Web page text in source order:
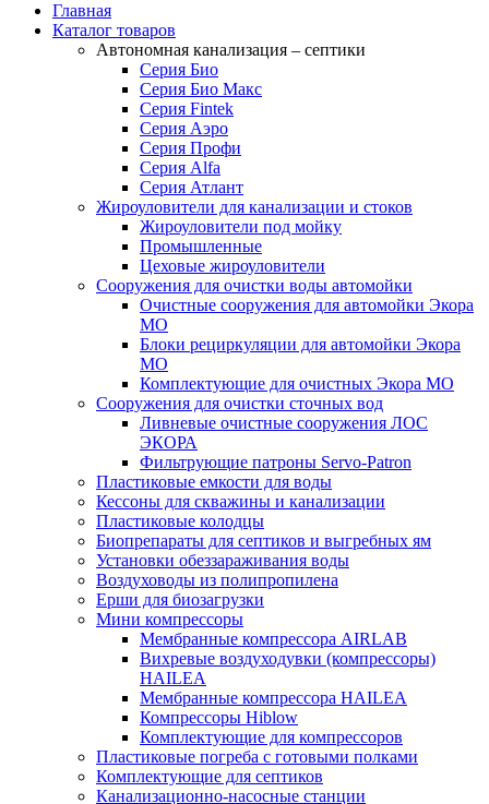
Главная
Каталог товаров
Автономная канализация – септики
Серия Био
Серия Био Макс
Серия Fintek
Серия Аэро
Серия Профи
Серия Alfa
Серия Атлант
Жироуловители для канализации и стоков
Жироуловители под мойку
Промышленные
Цеховые жироуловители
Сооружения для очистки воды автомойки
Очистные сооружения для автомойки Экора
МО
Блоки рециркуляции для автомойки Экора
МО
Комплектующие для очистных Экора МО
Сооружения для очистки сточных вод
Ливневые очистные сооружения ЛОС
ЭКОРА
Фильтрующие патроны Servo-Patron
Пластиковые емкости для воды
Кессоны для скважины и канализации
Пластиковые колодцы
Биопрепараты для септиков и выгребных ям
Установки обеззараживания воды
Воздуховоды из полипропилена
Ерши для биозагрузки
Мини компрессоры
Мембранные компрессора AIRLAB
Вихревые воздуходувки (компрессоры)
HAILEA
Мембранные компрессора HAILEA
Компрессоры Hiblow
Комплектующие для компрессоров
Пластиковые погреба с готовыми полками
Комплектующие для септиков
Канализационно-насосные станции